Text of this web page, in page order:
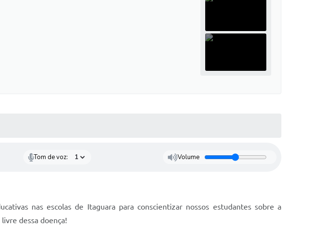
Tom de voz: Volume
nas escolas de Itaguara para conscientizar nossos estudantes sobre a
dessa doença!